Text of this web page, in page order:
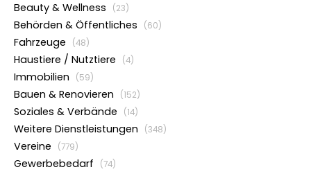
Beauty & Wellness (23)
Behörden & Öffentliches (60)
Fahrzeuge (48)
Haustiere / Nutztiere (4)
Immobilien (59)
Bauen & Renovieren (152)
Soziales & Verbände (14)
Weitere Dienstleistungen (348)
Vereine (779)
Gewerbebedarf (74)